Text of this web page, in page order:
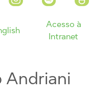
Acesso à
Intranet
Andriani